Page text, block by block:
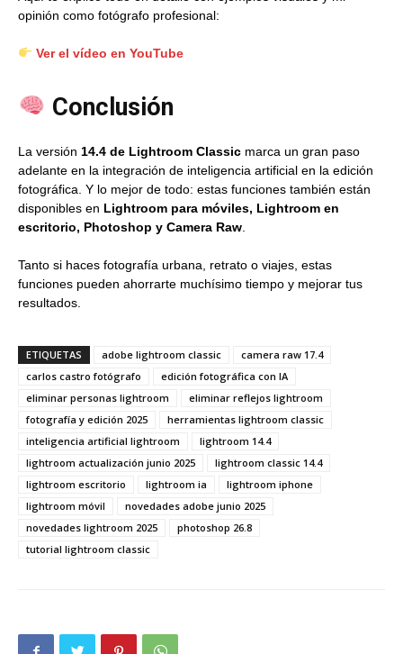
opinión como fotógrafo profesional:
Ver el vídeo en YouTube
Conclusión
La versión 14.4 de Lightroom Classic marca un gran paso
adelante en la integración de inteligencia artificial en la edición
fotográfica. Y lo mejor de todo: estas funciones también están
disponibles en Lightroom para móviles, Lightroom en
escritorio, Photoshop y Camera Raw
Tanto si haces fotografía urbana, retrato o viajes, estas
funciones pueden ahorrarte muchísimo tiempo y mejorar tus
resultados.
ETIQUETAS adobe lightroom classic
camera raw 17.4
carlos castro fotógrafo
edición fotográfica con IA
eliminar personas lightroom
eliminar reflejos lightroom
fotografía y edición 2025
herramientas lightroom classic
inteligencia artificial lightroom
lightroom 14.4
lightroom actualización junio 2025
lightroom classic 14.4
lightroom escritorio
lightroom ia
lightroom iphone
lightroom móvil
novedades adobe junio 2025
novedades lightroom 2025
photoshop 26.8
tutorial lightroom classic